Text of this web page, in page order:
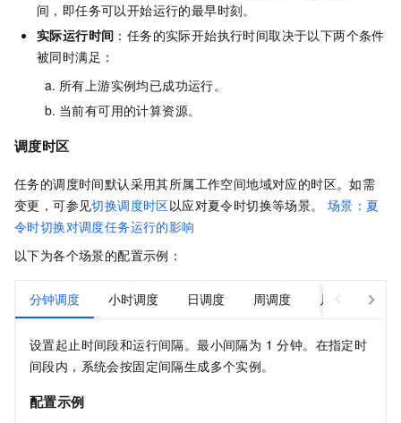
间，即任务可以开始运行的最早时刻。
实际运行时间 ：任务的实际开始执行时间取决于以下两个条件
被同时满足：
所有上游实例均已成功运行。
当前有可用的计算资源。
调度时区
任务的调度时间默认采用其所属工作空间地域对应的时区。如需
变更，可参见切换调度时区以应对夏令时切换等场景。场景：夏
令时切换对调度任务运行的影响
以下为各个场景的配置示例：
分钟调度 小时调度 日调度 周调度 月调度
设置起止时间段和运行间隔。最小间隔为 1 分钟。在指定时
间段内，系统会按固定间隔生成多个实例。
配置示例